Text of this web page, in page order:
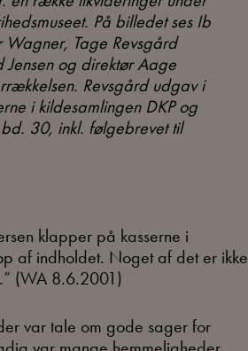
På billedet ses Ib
Tage Revsgård
Jensen og direktør Aage
Revsgård udgav i
i kildesamlingen DKP og
30, inkl. følgebrevet til
klapper på kasserne i
af indholdet. Noget af det er ikke
(WA 8.6.2001)
var tale om gode sager for